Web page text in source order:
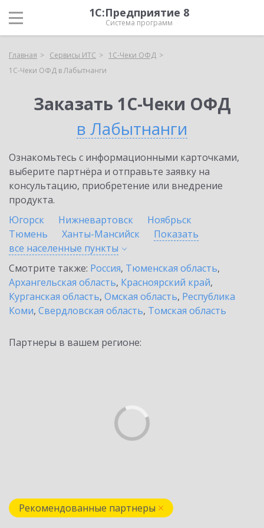
1С:Предприятие 8
Система программ
Главная Сервисы ИТС
1С-Чеки ОФД
1С-Чеки ОФД в Лабытнанги
Заказать 1С-Чеки ОФД
в Лабытнанги
Ознакомьтесь с информационными карточками,
выберите партнёра и отправьте заявку на
консультацию, приобретение или внедрение
продукта.
Югорск
Нижневартовск
Ноябрьск
Тюмень
Ханты-Мансийск
Показать
все населенные пункты
Смотрите также: Россия, Тюменская область,
Архангельская область, Красноярский край,
Курганская область, Омская область, Республика
Коми, Свердловская область, Томская область
Партнеры в вашем регионе:
Рекомендованные партнеры